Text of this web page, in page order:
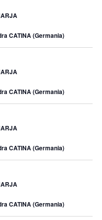
CATINA (Germania)
CATINA (Germania)
CATINA (Germania)
CATINA (Germania)